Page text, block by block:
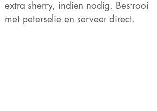
extra sherry, indien nodig. Bestrooi
met peterselie en serveer direct.